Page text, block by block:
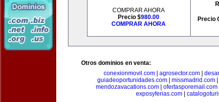
COMPRAR AHORA
Precio $980.00
COMPRAR AHORA
Precio
Otros dominios en venta:
conexionmovil.com
agrosector.com
guiadeoportunidades.com| missmadrid.com|
mendozavacations.com
ofertasporemail.com
exposyferias.com|